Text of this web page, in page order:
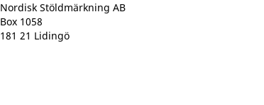
Nordisk Stöldmärkning AB
Box 1058
181 21 Lidingö